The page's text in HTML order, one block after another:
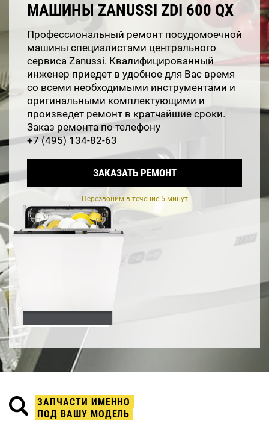
МАШИНЫ ZANUSSI ZDI 600 QX
Профессиональный ремонт посудомоечной
машины специалистами центрального
сервиса Zanussi. Квалифицированный
инженер приедет в удобное для Вас время
со всеми необходимыми инструментами и
оригинальными комплектующими и
произведет ремонт в кратчайшие сроки.
Заказ ремонта по телефону
+7 (495) 134-82-63
ЗАКАЗАТЬ РЕМОНТ
Перезвоним в течение 5 минут
ЗАПЧАСТИ ИМЕННО
ПОД ВАШУ МОДЕЛЬ